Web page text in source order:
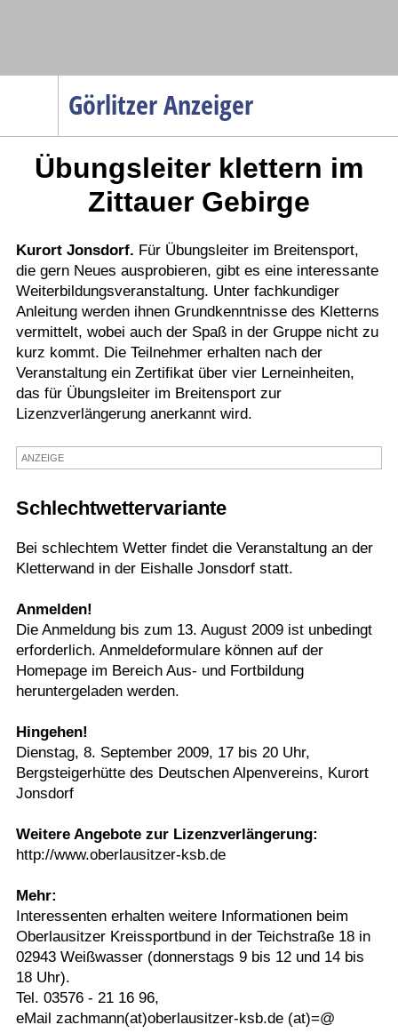
Görlitzer Anzeiger
Menüpunkte
Startseite
Politik
Gesellschaft
Wirtschaft
Service
Verkehr
Gesundheit
Sport
Kostenlos
Übungsleiter klettern im
Zittauer Gebirge
Kurort Jonsdorf. Für Übungsleiter im Breitensport,
die gern Neues ausprobieren, gibt es eine interessante
Weiterbildungsveranstaltung. Unter fachkundiger
Anleitung werden ihnen Grundkenntnisse des Kletterns
vermittelt, wobei auch der Spaß in der Gruppe nicht zu
kurz kommt. Die Teilnehmer erhalten nach der
Veranstaltung ein Zertifikat über vier Lerneinheiten,
das für Übungsleiter im Breitensport zur
Lizenzverlängerung anerkannt wird.
ANZEIGE
Schlechtwettervariante
Bei schlechtem Wetter findet die Veranstaltung an der
Kletterwand in der Eishalle Jonsdorf statt.
Anmelden!
Die Anmeldung bis zum 13. August 2009 ist unbedingt
erforderlich. Anmeldeformulare können auf der
Homepage im Bereich Aus- und Fortbildung
heruntergeladen werden.
Hingehen!
Dienstag, 8. September 2009, 17 bis 20 Uhr,
Bergsteigerhütte des Deutschen Alpenvereins, Kurort
Jonsdorf
Weitere Angebote zur Lizenzverlängerung:
http://www.oberlausitzer-ksb.de
Mehr:
Interessenten erhalten weitere Informationen beim
Oberlausitzer Kreissportbund in der Teichstraße 18 in
02943 Weißwasser (donnerstags 9 bis 12 und 14 bis
18 Uhr).
Tel. 03576 - 21 16 96,
eMail zachmann(at)oberlausitzer-ksb.de (at)=@